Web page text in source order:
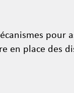
en place des